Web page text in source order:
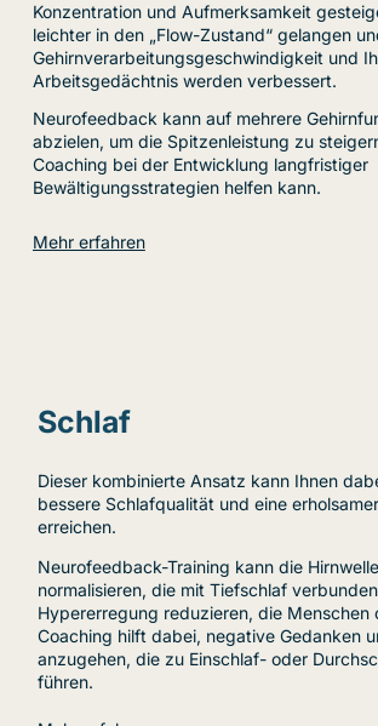
Konzentration und Aufmerksamkeit
leichter in den „Flow-Zustand“ gelangen
Gehirnverarbeitungsgeschwindigkeit und
Arbeitsgedächtnis werden verbessert.
Neurofeedback kann auf mehrere
abzielen, um die Spitzenleistung zu
Coaching bei der Entwicklung langfristiger
Bewältigungsstrategien helfen kann.
Mehr erfahren
Schlaf
Dieser kombinierte Ansatz kann Ihnen
bessere Schlafqualität und eine
erreichen.
Neurofeedback-Training kann die
normalisieren, die mit Tiefschlaf
Hypererregung reduzieren, die Menschen
Coaching hilft dabei, negative Gedanken
anzugehen, die zu Einschlaf- oder
führen.